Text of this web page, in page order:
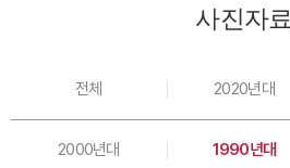
사진자료
전체 2020년대
2000년대 1990년대